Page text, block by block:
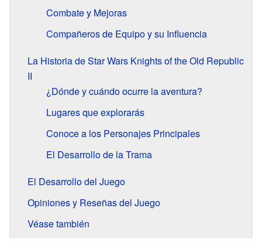
Combate y Mejoras
Compañeros de Equipo y su Influencia
La Historia de Star Wars Knights of the Old Republic
II
¿Dónde y cuándo ocurre la aventura?
Lugares que explorarás
Conoce a los Personajes Principales
El Desarrollo de la Trama
El Desarrollo del Juego
Opiniones y Reseñas del Juego
Véase también